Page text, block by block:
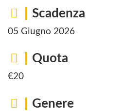
Scadenza
05 Giugno 2026
Quota
€20
Genere